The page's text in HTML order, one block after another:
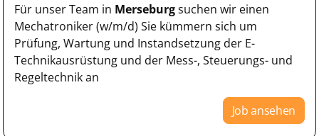
Für unser Team in Merseburgsuchen wir einen
Mechatroniker (w/m/d) Sie kümmern sich um
Prüfung, Wartung und Instandsetzung der E-
Technikausrüstung und der Mess-, Steuerungs- und
Regeltechnik an
Job ansehen